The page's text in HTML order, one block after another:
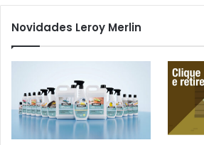
Novidades Leroy Merlin